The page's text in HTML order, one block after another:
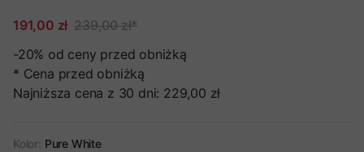
191,00 zł 239,00 zł*
-20% od ceny przed obniżką
* Cena przed obniżką
Najniższa cena z 30 dni: 229,00 zł
Kolor: Pure White